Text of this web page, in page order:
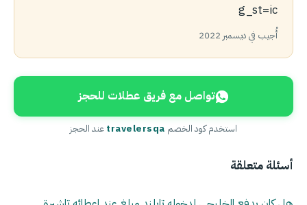
g_st=ic
أُجيب في ديسمبر 2022
تواصل مع فريق عطلات للحجز
استخدم كود الخصم travelersqaعند الحجز
أسئلة متعلقة